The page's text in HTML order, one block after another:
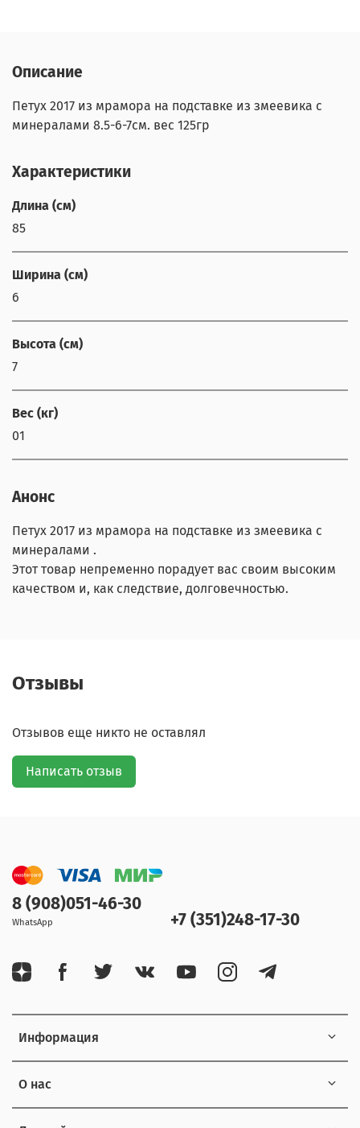
Описание
Петух 2017 из мрамора на подставке из змеевика с
минералами 8.5-6-7см. вес 125гр
Характеристики
Длина (см)
85
Ширина (см)
6
Высота (см)
7
Вес (кг)
01
Анонс
Петух 2017 из мрамора на подставке из змеевика с
минералами .
Этот товар непременно порадует вас своим высоким
качеством и, как следствие, долговечностью.
Отзывы
Отзывов еще никто не оставлял
Написать отзыв
Информация
О нас
8 (908)051-46-30
WhatsApp +7 (351)248-17-30